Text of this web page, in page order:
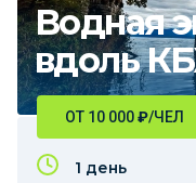
Водная
вдоль
ОТ 10 000₽/ЧЕЛ
1 день